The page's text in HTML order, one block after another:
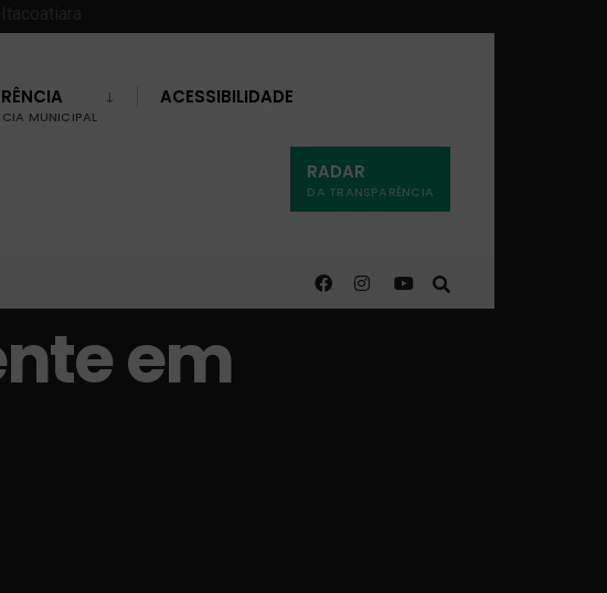
MUNICIPAL
ACESSIBILIDADE
RADAR
DA TRANSPARÊNCIA
em